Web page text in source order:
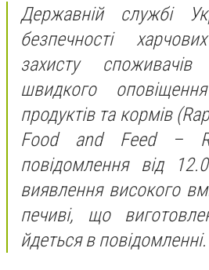
Державній службі
безпечності
захисту
швидкого
продуктів та кормів
Food and Feed –
повідомлення від
виявлення високого
печиві, що
йдеться в повідомленні.